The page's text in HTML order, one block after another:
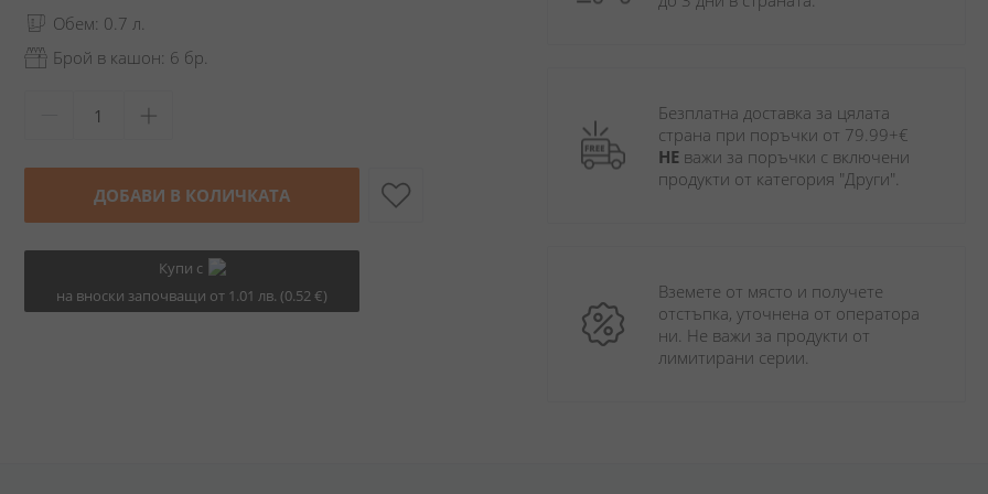
Обем: 0.7 л.
Брой в кашон: 6 бр.
ДОБАВИ В КОЛИЧКАТА
Купи с
на вноски започващи от 1.01 лв. (0.52 €)
Безплатна доставка за цялата
НЕ важи за поръчки с включени
продукти от категория "Други".
Вземете от място и получете
отстъпка, уточнена от оператора
ни. Не важи за продукти от
лимитирани серии.